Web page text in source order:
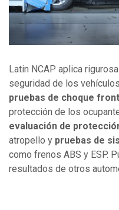
Latin NCAP aplica
seguridad de los
pruebas de choque
protección de los
evaluación de
atropello y pruebas de
como frenos ABS y ESP.
resultados de otros